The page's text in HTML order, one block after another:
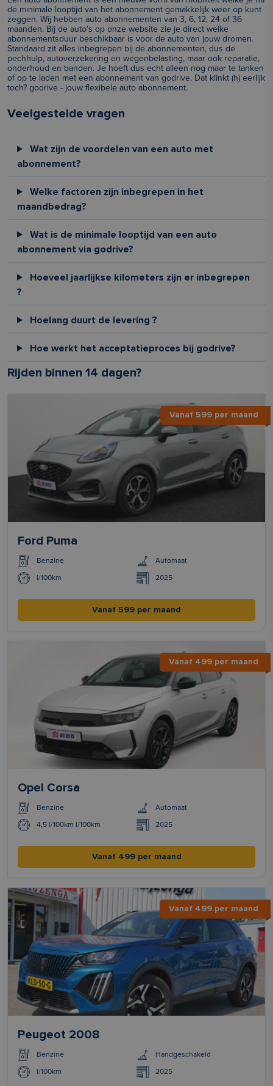
de minimale looptijd van het abonnement gemakkelijk weer op kunt
zeggen. Wij hebben auto abonnementen van 3, 6, 12, 24 of 36
maanden. Bij de auto's op onze website zie je direct welke
abonnementsduur beschikbaar is voor de auto van jouw dromen.
Standaard zit alles inbegrepen bij de abonnementen, dus de
pechhulp, autoverzekering en wegenbelasting, maar ook reparatie,
onderhoud en banden. Je hoeft dus echt alleen nog maar te tanken
of op te laden met een abonnement van godrive. Dat klinkt (h) eerlijk
toch? godrive - jouw flexibele auto abonnement.
Veelgestelde vragen
Wat zijn de voordelen van een auto met
abonnement?
Welke factoren zijn inbegrepen in het
maandbedrag?
Wat is de minimale looptijd van een auto
abonnement via godrive?
Hoeveel jaarlijkse kilometers zijn er inbegrepen
?
Hoelang duurt de levering ?
Hoe werkt het acceptatieproces bij godrive?
Rijden binnen 14 dagen?
Vanaf 599 per maand
Ford Puma
Benzine Automaat
l/100km 2025
Vanaf 599 per maand
Vanaf 499 per maand
Opel Corsa
Benzine Automaat
4,5 l/100km l/100km 2025
Vanaf 499 per maand
Vanaf 499 per maand
Peugeot 2008
Benzine Handgeschakeld
l/100km 2025